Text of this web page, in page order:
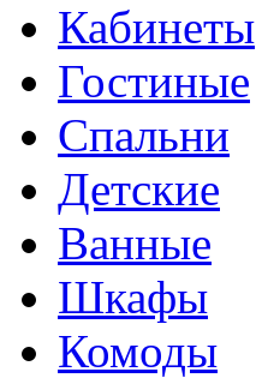
Кабинеты
Гостиные
Спальни
Детские
Ванные
Шкафы
Комоды